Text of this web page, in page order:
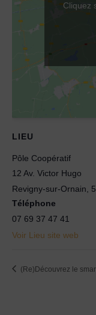
LIEU
Pôle Coopératif
12 Av. Victor Hugo
Revigny-sur-Ornain,
Téléphone
07 69 37 47 41
Voir Lieu site web
Cliquez
(Re)Découvrez le